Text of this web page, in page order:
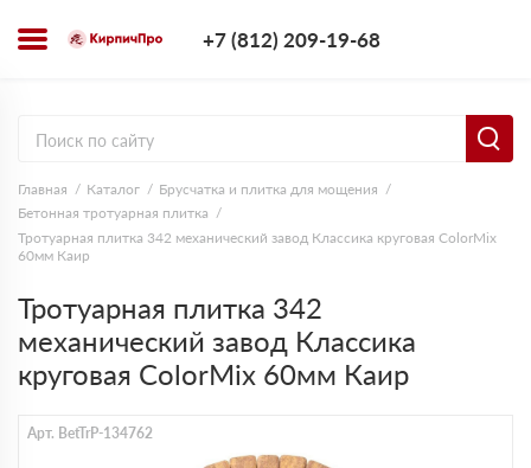
+7 (812) 209-19-68
Главная Каталог
Брусчатка и плитка для мощения
Бетонная тротуарная плитка
Тротуарная плитка 342 механический завод Классика круговая ColorMix
60мм Каир
Тротуарная плитка 342
механический завод Классика
круговая ColorMix 60мм Каир
Арт. BetTrP-134762